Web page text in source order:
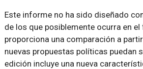
Este informe no ha sido diseñado
de los que posiblemente ocurra en el
proporciona una comparación a
nuevas propuestas políticas puedan
edición incluye una nueva